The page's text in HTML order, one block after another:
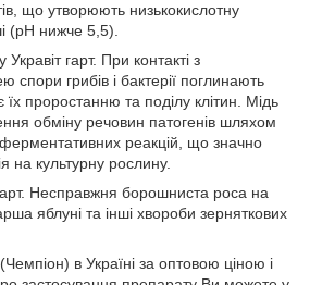
що утворюють низькокислотну
(рН нижче 5,5).
Укравіт гарт. При контакті з
грибів і бактерії поглинають
проростанню та поділу клітин. Мідь
обміну речовин патогенів шляхом
ферментативних реакцій, що значно
на культурну рослину.
Несправжня борошниста роса на
яблуні та інші хвороби зерняткових
в Україні за оптовою ціною і